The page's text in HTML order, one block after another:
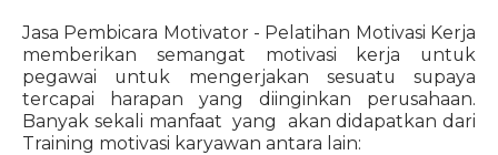
Jasa Pembicara Motivator - Pelatihan Motivasi Kerja
memberikan semangat motivasi kerja untuk
pegawai untuk mengerjakan sesuatu supaya
tercapai harapan yang diinginkan perusahaan.
Banyak sekali manfaat yang akan didapatkan dari
Training motivasi karyawan antara lain: